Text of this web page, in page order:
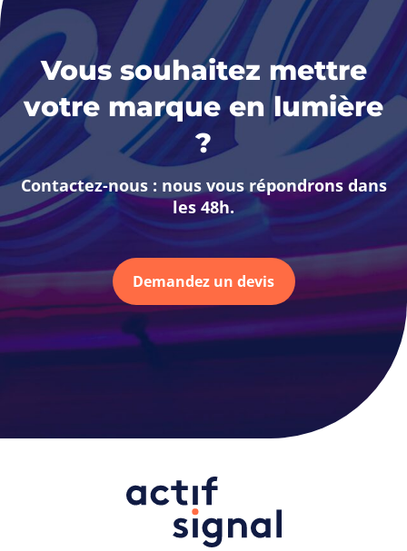
Vous souhaitez mettre
votre marque en lumière
?
Contactez-nous : nous vous répondrons dans
les 48h.
Demandez un devis